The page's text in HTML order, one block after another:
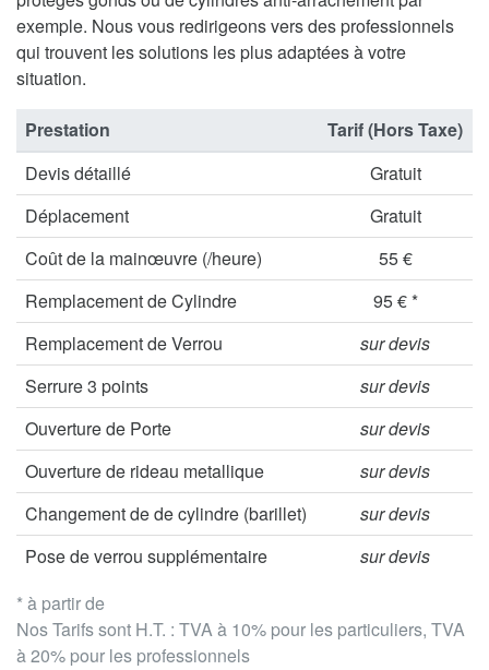
exemple. Nous vous redirigeons vers des professionnels
qui trouvent les solutions les plus adaptées à votre
situation.
* à partir de
Nos Tarifs sont H.T. : TVA à 10% pour les particuliers, TVA
à 20% pour les professionnels
Prestation
Tarif (Hors Taxe)
Devis détaillé
Gratuit
Déplacement
Gratuit
Coût de la mainœuvre (/heure)
55 €
Remplacement de Cylindre
95 € *
Remplacement de Verrou
sur devis
Serrure 3 points
sur devis
Ouverture de Porte
sur devis
Ouverture de rideau metallique
sur devis
Changement de de cylindre (barillet)
sur devis
Pose de verrou supplémentaire
sur devis